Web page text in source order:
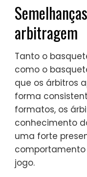
arbitragem
Tanto o
como o
que os árbitros
forma
formatos, os
conhecimento
uma forte
comportamento
jogo.